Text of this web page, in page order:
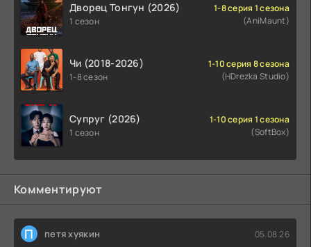
Дворец Тонгун (2026)
1 сезон
1-8 серия 1 сезона
(AniMaunt)
Чи (2018-2026)
1-8 сезон
1-10 серия 8 сезона
(HDrezka Studio)
Супруг (2026)
1 сезон
1-10 серия 1 сезона
(SoftBox)
Комментируют
П петя хуякин 05.08.26